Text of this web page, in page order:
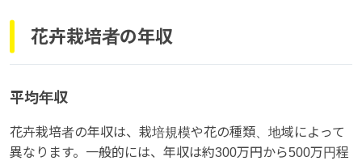
花卉栽培者の年収
平均年収
花卉栽培者の年収は、栽培規模や花の種類、地域によって
異なります。一般的には、年収は約300万円から500万円程